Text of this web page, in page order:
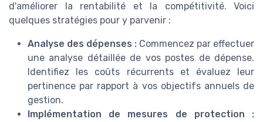
d'améliorer la rentabilité et la compétitivité. Voici
quelques stratégies pour y parvenir :
Analyse des dépenses : Commencez par effectuer
une analyse détaillée de vos postes de dépense.
Identifiez les coûts récurrents et évaluez leur
pertinence par rapport à vos objectifs annuels de
gestion.
Implémentation de mesures de protection :